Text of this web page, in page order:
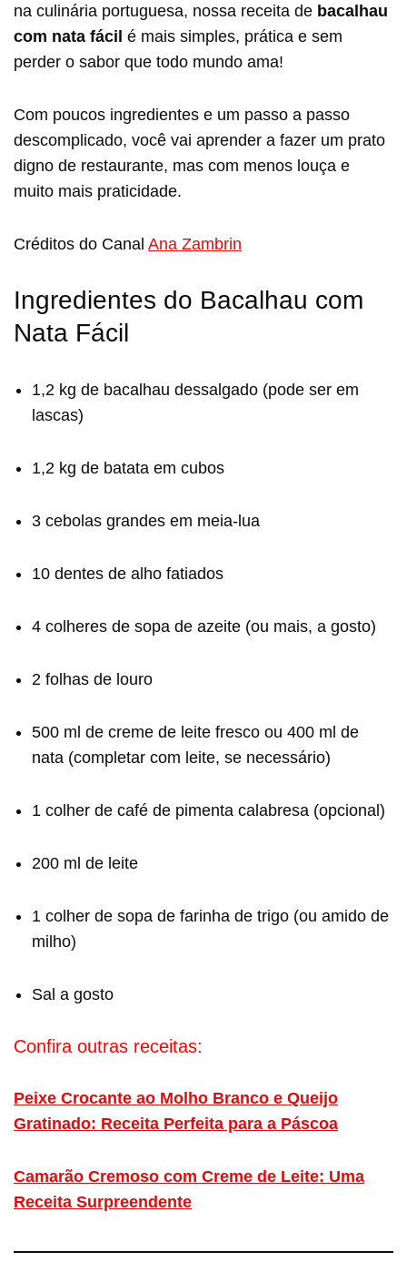
na culinária portuguesa, nossa receita de bacalhau
com nata fácil é mais simples, prática e sem
perder o sabor que todo mundo ama!
Com poucos ingredientes e um passo a passo
descomplicado, você vai aprender a fazer um prato
digno de restaurante, mas com menos louça e
muito mais praticidade.
Créditos do Canal Ana Zambrin
Ingredientes do Bacalhau com
Nata Fácil
1,2 kg de bacalhau dessalgado (pode ser em
lascas)
1,2 kg de batata em cubos
3 cebolas grandes em meia-lua
10 dentes de alho fatiados
4 colheres de sopa de azeite (ou mais, a gosto)
2 folhas de louro
500 ml de creme de leite fresco ou 400 ml de
nata (completar com leite, se necessário)
1 colher de café de pimenta calabresa (opcional)
200 ml de leite
1 colher de sopa de farinha de trigo (ou amido de
milho)
Sal a gosto
Confira outras receitas:
Peixe Crocante ao Molho Branco e Queijo
Gratinado: Receita Perfeita para a Páscoa
Camarão Cremoso com Creme de Leite: Uma
Receita Surpreendente